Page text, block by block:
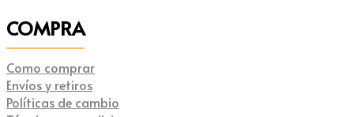
COMPRA
Como comprar
Envíos y retiros
Políticas de cambio